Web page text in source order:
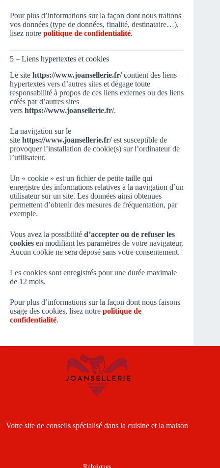
Pour plus d’informations sur la façon dont nous traitons
vos données (type de données, finalité, destinataire…),
lisez notre politique de confidentialité.
5 – Liens hypertextes et cookies
Le site https://www.joansellerie.fr/contient des liens
hypertextes vers d’autres sites et dégage toute
responsabilité à propos de ces liens externes ou des liens
créés par d’autres sites
vers https://www.joansellerie.fr/.
La navigation sur le
site https://www.joansellerie.fr/est susceptible de
provoquer l’installation de cookie(s) sur l’ordinateur de
l’utilisateur.
Un « cookie » est un fichier de petite taille qui
enregistre des informations relatives à la navigation d’un
utilisateur sur un site. Les données ainsi obtenues
permettent d’obtenir des mesures de fréquentation, par
exemple.
Vous avez la possibilité d’accepter ou de refuser les
cookies en modifiant les paramètres de votre navigateur.
Aucun cookie ne sera déposé sans votre consentement.
Les cookies sont enregistrés pour une durée maximale
de 12 mois.
Pour plus d’informations sur la façon dont nous faisons
usage des cookies, lisez notre politique de
confidentialité.
Votre site de conseils spécialisé dans la cuisine et la maison